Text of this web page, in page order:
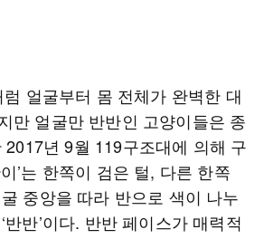
럼 얼굴부터 몸 전체가 완벽한 대
만 얼굴만 반반인 고양이들은 종
년 9월 119구조대에 의해 구
’는 한쪽이 검은 털, 다른 한쪽
중앙을 따라 반으로 색이 나누
반’이다. 반반 페이스가 매력적